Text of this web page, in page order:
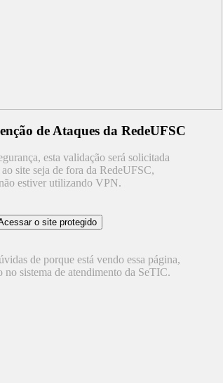
de Ataques da RedeUFSC
esta validação será solicitada
ao site seja de fora da RedeUFSC,
estiver utilizando VPN.
de porque está vendo essa página,
no sistema de atendimento da SeTIC.